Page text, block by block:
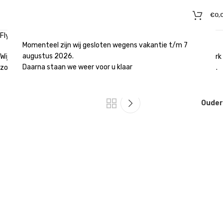
Momenteel zijn wij gesloten wegens vakantie t/m 7
augustus 2026.
Daarna staan we weer voor u klaar
€
Flyers juwelier van Leeuwen
Wij drukken voor juwelier van Leeuwen met enige regelmaat drukwerk
zoals bijvoorbeeld deze flyers voor hun huis aan huis oud goud flyers.
Ouder